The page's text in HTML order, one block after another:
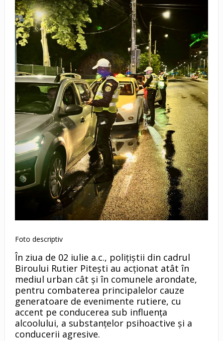
Foto descriptiv
În ziua de 02 iulie a.c., polițiștii din cadrul
Biroului Rutier Pitești au acționat atât în
mediul urban cât și în comunele arondate,
pentru combaterea principalelor cauze
generatoare de evenimente rutiere, cu
accent pe conducerea sub influența
alcoolului, a substanțelor psihoactive și a
conducerii agresive.